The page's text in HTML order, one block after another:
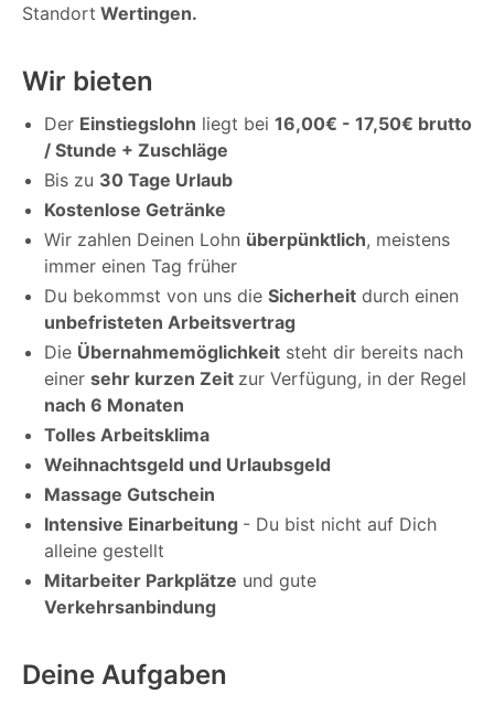
Standort Wertingen.
Wir bieten
Der Einstiegslohn liegt bei 16,00€ - 17,50€ brutto
/ Stunde + Zuschläge
Bis zu 30 Tage Urlaub
Kostenlose Getränke
Wir zahlen Deinen Lohn überpünktlich, meistens
immer einen Tag früher
Du bekommst von uns die Sicherheit durch einen
unbefristeten Arbeitsvertrag
Die Übernahmemöglichkeit steht dir bereits nach
einer sehr kurzen Zeit zur Verfügung, in der Regel
nach 6 Monaten
Tolles Arbeitsklima
Weihnachtsgeld und Urlaubsgeld
Massage Gutschein
Intensive Einarbeitung - Du bist nicht auf Dich
alleine gestellt
Mitarbeiter Parkplätze und gute
Verkehrsanbindung
Deine Aufgaben